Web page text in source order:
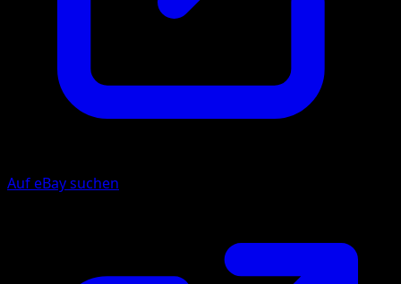
Auf eBay suchen